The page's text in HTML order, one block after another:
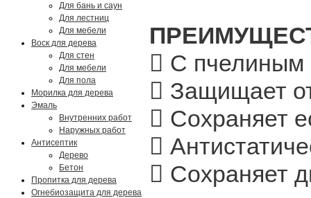
Для бань и саун
Для лестниц
Для мебели
Воск для дерева
Для стен
Для мебели
Для пола
Морилка для дерева
Эмаль
Внутренних работ
Наружных работ
Антисептик
Дерево
Бетон
Пропитка для дерева
Огнебиозащита для дерева
 С пчелиным
 Защищает
 Сохраняет

 Сохраняет